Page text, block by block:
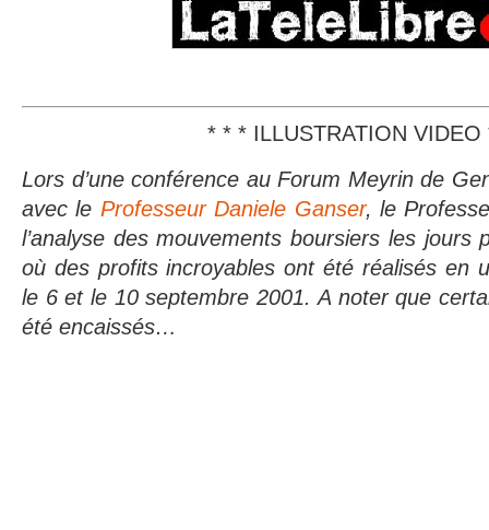
* * * ILLUSTRATION VIDEO
Lors d’une conférence au Forum Meyrin de
avec le Professeur Daniele Ganser, le
l’analyse des mouvements boursiers les jours
où des profits incroyables ont été réalisés en
le 6 et le 10 septembre 2001. A noter que
été encaissés…